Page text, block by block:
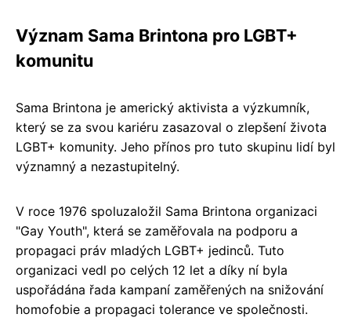
Význam Sama Brintona pro LGBT+
komunitu
Sama Brintona je americký aktivista a výzkumník,
který se za svou kariéru zasazoval o zlepšení života
LGBT+ komunity. Jeho přínos pro tuto skupinu lidí byl
významný a nezastupitelný.
V roce 1976 spoluzaložil Sama Brintona organizaci
"Gay Youth", která se zaměřovala na podporu a
propagaci práv mladých LGBT+ jedinců. Tuto
organizaci vedl po celých 12 let a díky ní byla
uspořádána řada kampaní zaměřených na snižování
homofobie a propagaci tolerance ve společnosti.